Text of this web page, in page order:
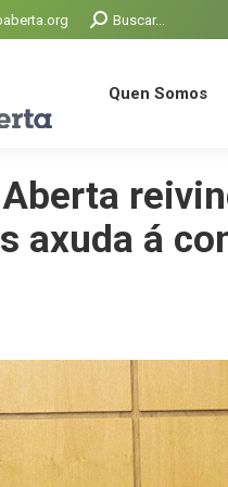
Search:Buscar...
Quen Somos
axuda á
Quen Somos